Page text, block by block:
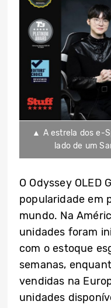
▲ A estrela dos e-
lado de um
O Odyssey OLED
popularidade em
mundo. Na
unidades foram
com o estoque
semanas,
vendidas na
unidades